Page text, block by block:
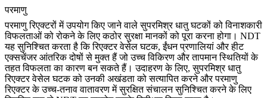
परमाणु
परमाणु रिएक्टरों में उपयोग किए जाने वाले सुपरमिश्र धातु घटकों को विनाशकारी
विफलताओं को रोकने के लिए कठोर सुरक्षा मानकों को पूरा करना होगा। NDT
यह सुनिश्चित करता है कि रिएक्टर वेसेल घटक, ईंधन प्रणालियां और हीट
एक्सचेंजर आंतरिक दोषों से मुक्त हैं जो उच्च विकिरण और तापमान स्थितियों के
तहत विफलता का कारण बन सकते हैं। उदाहरण के लिए,सुपरमिश्र धातु
रिएक्टर वेसेल घटकको उनकी अखंडता को सत्यापित करने और परमाणु
रिएक्टर के उच्च-तनाव वातावरण में सुरक्षित संचालन सुनिश्चित करने के लिए